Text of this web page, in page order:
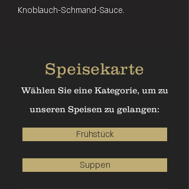
Knoblauch-Schmand-Sauce.
Speisekarte
Wählen Sie eine Kategorie, um zu
unseren Speisen zu gelangen:
Frühstück
Suppen